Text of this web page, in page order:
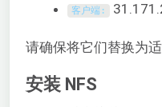
客户端:
请确保将它们替换为适
安装 NFS